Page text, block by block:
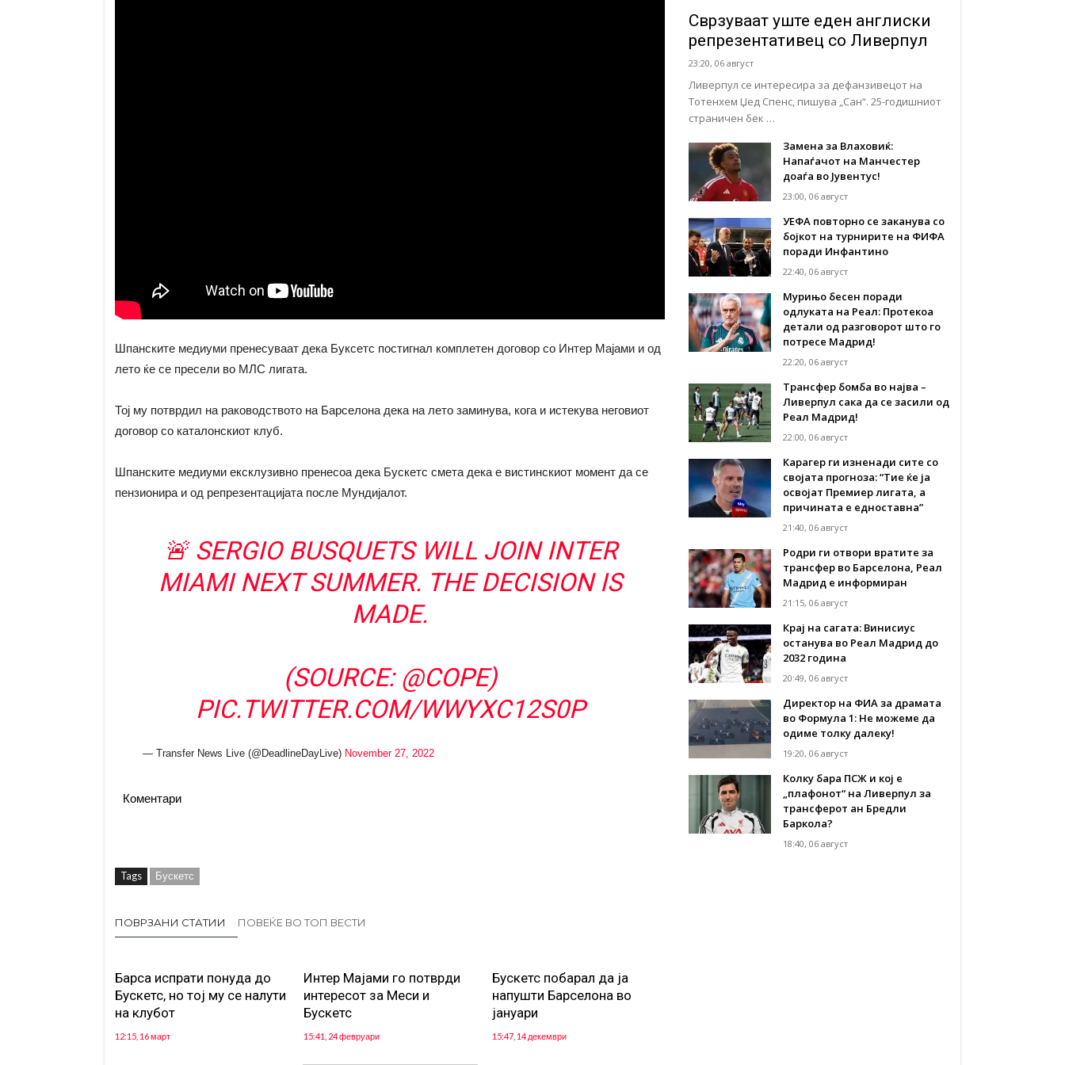
Шпанските медиуми пренесуваат дека Буксетс постигнал комплетен договор со Интер Мајами и од
лето ќе се пресели во МЛС лигата.
Тој му потврдил на раководството на Барселона дека на лето заминува, кога и истекува неговиот
договор со каталонскиот клуб.
Шпанските медиуми ексклузивно пренесоа дека Бускетс смета дека е вистинскиот момент да се
пензионира и од репрезентацијата после Мундијалот.
🚨 SERGIO BUSQUETS WILL JOIN INTER
MIAMI NEXT SUMMER. THE DECISION IS
MADE.
(SOURCE: @COPE)
PIC.TWITTER.COM/WWYXC12S0P
— Transfer News Live (@DeadlineDayLive) November 27, 2022
Коментари
Tags Бускетс
ПОВРЗАНИ СТАТИИ ПОВЕЌЕ ВО ТОП ВЕСТИ
Барса испрати понуда до
Бускетс, но тој му се налути
на клубот
12:15, 16 март
Интер Мајами го потврди
интересот за Меси и
Бускетс
15:41, 24 февруари
Бускетс побарал да ја
напушти Барселона во
јануари
15:47, 14 декември
Сврзуваат уште еден англиски
репрезентативец со Ливерпул
23:20, 06 август
Ливерпул се интересира за дефанзивецот на
Тотенхем Џед Спенс, пишува „Сан“. 25-годишниот
страничен бек …
Замена за Влаховиќ:
Напаѓачот на Манчестер
доаѓа во Јувентус!
23:00, 06 август
УЕФА повторно се заканува со
бојкот на турнирите на ФИФА
поради Инфантино
22:40, 06 август
Мурињо бесен поради
одлуката на Реал: Протекоа
детали од разговорот што го
потресе Мадрид!
22:20, 06 август
Трансфер бомба во најва –
Ливерпул сака да се засили од
Реал Мадрид!
22:00, 06 август
Карагер ги изненади сите со
својата прогноза: “Тие ќе ја
освојат Премиер лигата, а
причината е едноставна”
21:40, 06 август
Родри ги отвори вратите за
трансфер во Барселона, Реал
Мадрид е информиран
21:15, 06 август
Крај на сагата: Винисиус
останува во Реал Мадрид до
2032 година
20:49, 06 август
Директор на ФИА за драмата
во Формула 1: Не можеме да
одиме толку далеку!
19:20, 06 август
Колку бара ПСЖ и кој е
„плафонот“ на Ливерпул за
трансферот ан Бредли
Баркола?
18:40, 06 август